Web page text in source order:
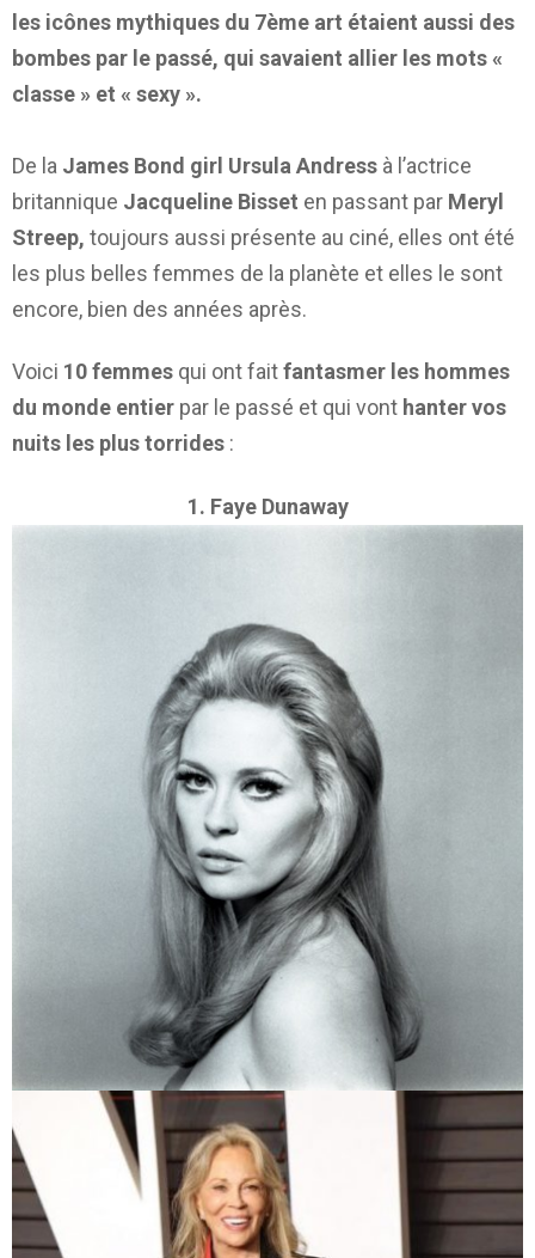
les icônes mythiques du 7ème art étaient aussi des
bombes par le passé, qui savaient allier les mots «
classe » et « sexy ».
De la James Bond girl Ursula Andress à l’actrice
britannique Jacqueline Bisset en passant par Meryl
Streep, toujours aussi présente au ciné, elles ont été
les plus belles femmes de la planète et elles le sont
encore, bien des années après.
Voici 10 femmes qui ont faitfantasmer les hommes
du monde entier par le passé et qui vont hanter vos
nuits les plus torrides :
1. Faye Dunaway